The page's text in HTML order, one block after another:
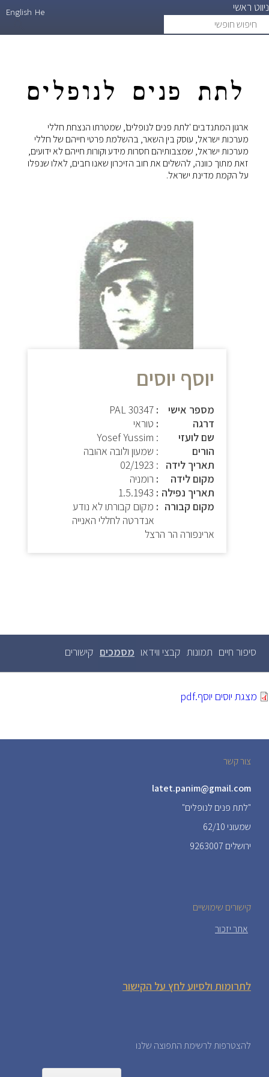
ניווט ראשי
חופשי
He
English
לתת פנים לנופלים
ארגון המתנדבים 'לתת פנים לנופלים', שמטרתו הנצחת חללי
מערכות ישראל, עוסק בין השאר, בהשלמת פרטי חייהם של חללי
מערכות ישראל, שמצבותיהם חסרות מידע וקורות חייהם לא ידועים,
זאת מתוך כוונה, להשלים את חוב הזיכרון שאנו חבים, לאלו שנפלו
על הקמת מדינת ישראל.
יוסף יוסים
מספר אישי
30347 PAL
דרגה
טוראי
שם לועזי
: Yosef Yussim
הורים
: שמעון ולובה אהובה
תאריך לידה
: 02/1923
מקום לידה
רומניה
תאריך נפילה
1.5.1943
מקום קבורה
מקום קבורתו לא נודע
אנדרטה לחללי האנייה
ארינפורה הר הרצל
לשוניות
ראשיות
סיפור חיים תמונות קבצי ווידאו מסמכים (לשונית
קישורים
מצגת יוסים יוסף.pdf
צור קשר
latet.panim@gmail.com
"לתת פנים לנופלים"
שמעוני 62/10
ירושלים 9263007
קישורים שימושיים
אתר יזכור
לתרומות ולסיוע לחץ על הקישור
להצטרפות לרשימת התפוצה שלנו